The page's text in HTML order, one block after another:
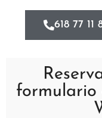
618 77 11
formulario